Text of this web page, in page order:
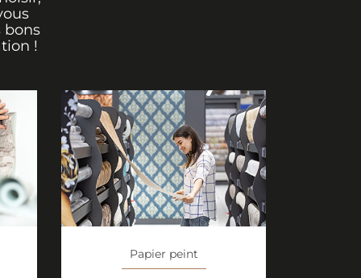
bons
!
Papier peint